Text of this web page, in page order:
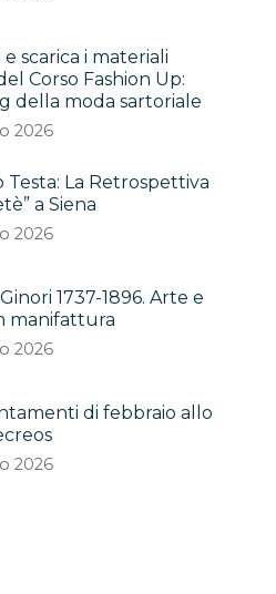
scarica i materiali
Corso Fashion Up:
della moda sartoriale
2026
Testa: La Retrospettiva
a Siena
2026
1737-1896. Arte e
manifattura
2026
di febbraio allo
2026